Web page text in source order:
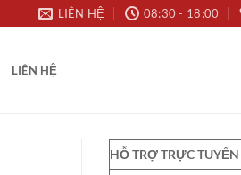
LIÊN HỆ 08:30 - 18:00
LIÊN HỆ
HỖ TRỢ TRỰC TUYẾN